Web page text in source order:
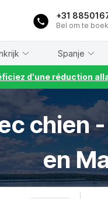
+31
Bel om te
Spanje
d'une réduction
chien
en